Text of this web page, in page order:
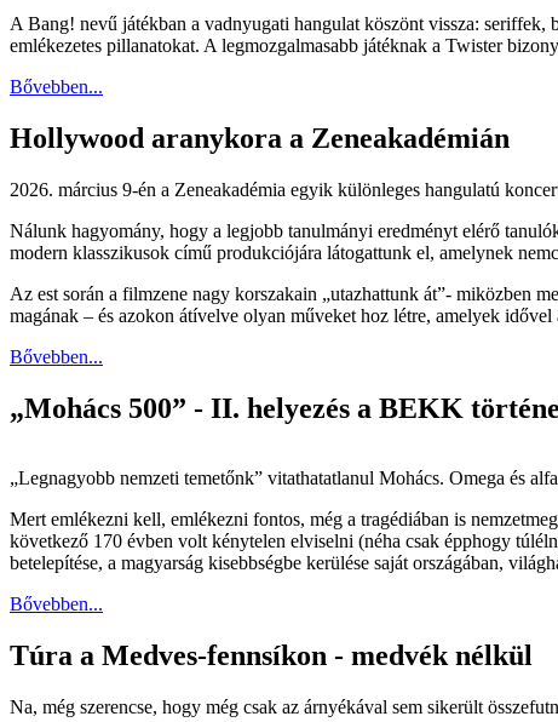
A Bang! nevű játékban a vadnyugati hangulat köszönt vissza:
emlékezetes pillanatokat. A legmozgalmasabb játéknak a Twister
Bővebben...
Hollywood aranykora a Zeneakadémián
2026. március 9-én a Zeneakadémia egyik különleges hangulatú
Nálunk hagyomány, hogy a legjobb tanulmányi eredményt elérő
modern klasszikusok című produkciójára látogattunk el, amelynek
Az est során a filmzene nagy korszakain „utazhattunk át”- miközben
magának – és azokon átívelve olyan műveket hoz létre, amelyek idővel
Bővebben...
„Mohács 500” - II. helyezés a BEKK
„Legnagyobb nemzeti temetőnk” vitathatatlanul Mohács. Omega és
Mert emlékezni kell, emlékezni fontos, még a tragédiában is
következő 170 évben volt kénytelen elviselni (néha csak épphogy
betelepítése, a magyarság kisebbségbe kerülése saját országában,
Bővebben...
Túra a Medves-fennsíkon - medvék nélkül
Na, még szerencse, hogy még csak az árnyékával sem sikerült